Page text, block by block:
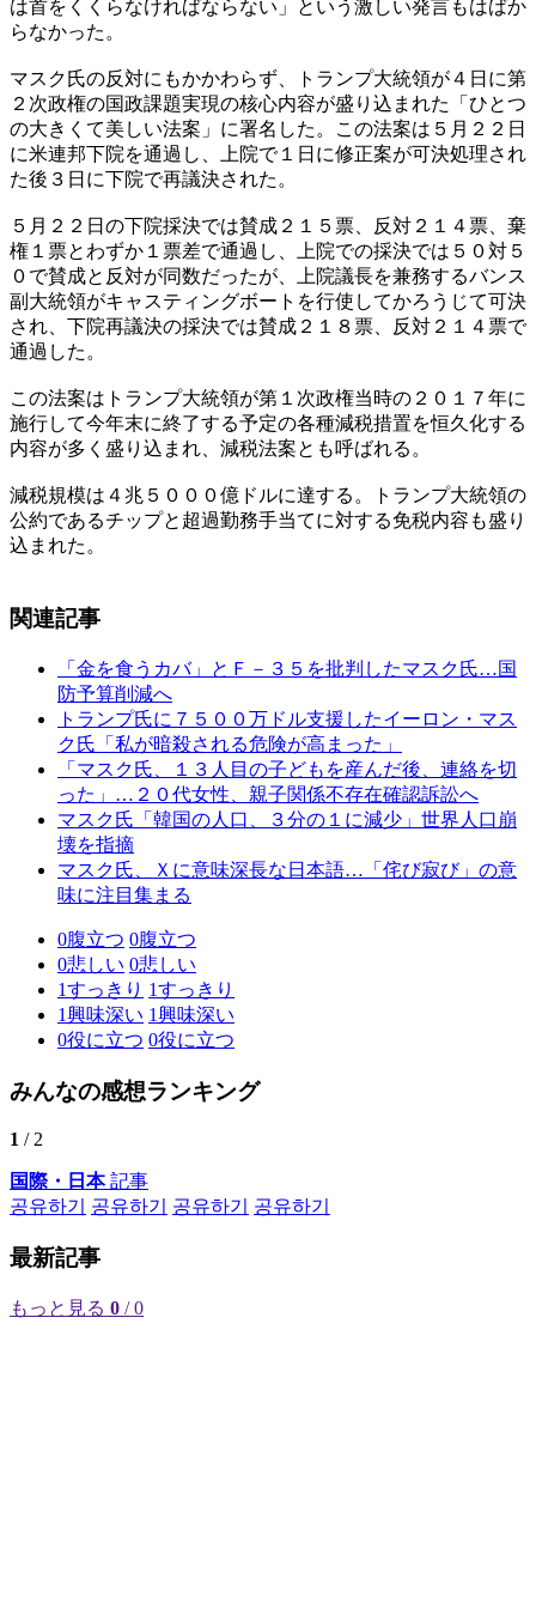
は首をくくらなければならない」という激しい発言もはばか
らなかった。
マスク氏の反対にもかかわらず、トランプ大統領が４日に第
２次政権の国政課題実現の核心内容が盛り込まれた「ひとつ
の大きくて美しい法案」に署名した。この法案は５月２２日
に米連邦下院を通過し、上院で１日に修正案が可決処理され
た後３日に下院で再議決された。
５月２２日の下院採決では賛成２１５票、反対２１４票、棄
権１票とわずか１票差で通過し、上院での採決では５０対５
０で賛成と反対が同数だったが、上院議長を兼務するバンス
副大統領がキャスティングボートを行使してかろうじて可決
され、下院再議決の採決では賛成２１８票、反対２１４票で
通過した。
この法案はトランプ大統領が第１次政権当時の２０１７年に
施行して今年末に終了する予定の各種減税措置を恒久化する
内容が多く盛り込まれ、減税法案とも呼ばれる。
減税規模は４兆５０００億ドルに達する。トランプ大統領の
公約であるチップと超過勤務手当てに対する免税内容も盛り
込まれた。
関連記事
「金を食うカバ」とＦ－３５を批判したマスク氏…国
防予算削減へ
トランプ氏に７５００万ドル支援したイーロン・マス
ク氏「私が暗殺される危険が高まった」
「マスク氏、１３人目の子どもを産んだ後、連絡を切
った」…２０代女性、親子関係不存在確認訴訟へ
マスク氏「韓国の人口、３分の１に減少」世界人口崩
壊を指摘
マスク氏、Ｘに意味深長な日本語…「侘び寂び」の意
味に注目集まる
0腹立つ 0腹立つ
0悲しい 0悲しい
1すっきり 1すっきり
1興味深い 1興味深い
0役に立つ 0役に立つ
みんなの感想ランキング
1 / 2
国際・日本記事
공유하기
공유하기 공유하기 공유하기
最新記事
もっと見る 0 / 0